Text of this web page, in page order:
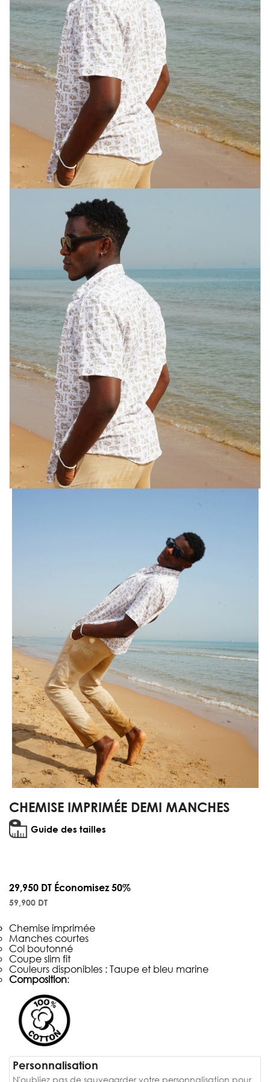
CHEMISE IMPRIMÉE DEMI MANCHES
Guide des tailles
29,950 DT Économisez 50%
59,900 DT
Chemise imprimée
Manches courtes
Col boutonné
Coupe slim fit
Couleurs disponibles : Taupe et bleu marine
Composition:
Personnalisation
N'oubliez pas de sauvegarder votre personnalisation pour